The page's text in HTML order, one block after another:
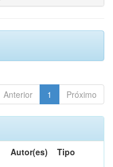
Anterior 1 Próximo
Autor(es) Tipo